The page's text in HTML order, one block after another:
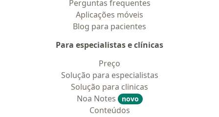
Perguntas frequentes
Aplicações móveis
Blog para pacientes
Para especialistas e clínicas
Preço
Solução para especialistas
Solução para clinicas
Noa Notes
novo
Conteúdos